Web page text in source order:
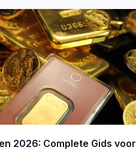
2026: Complete Gids voor